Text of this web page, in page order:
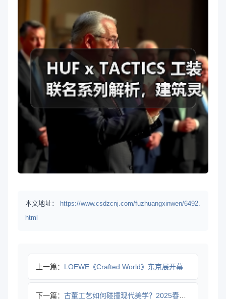
本文地址：
https://www.csdzcnj.com/fuzhuangxinwen/6492.
html
上一篇： LOEWE《Crafted World》东京展开幕在即，错过
下一篇： 古董工艺如何碰撞现代美学？2025春夏系列解密